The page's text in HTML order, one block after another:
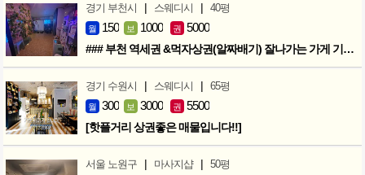
경기 부천시 | 스웨디시 | 40평
월 150 보 1000 권 5000
### 부천 역세권 &먹자상권(알짜배기) 잘나가는 가게 기회입니다 ###
경기 수원시 | 스웨디시 | 65평
월 300 보 3000 권 5500
[핫플거리 상권좋은 매물입니다!!]
서울 노원구 | 마사지샵 | 50평